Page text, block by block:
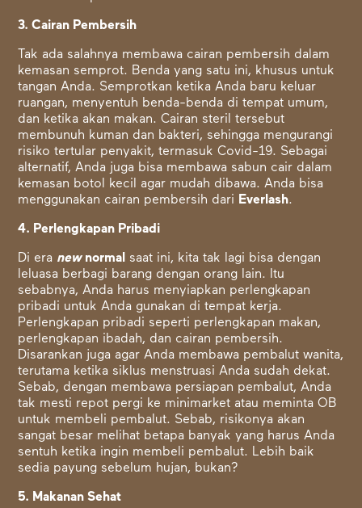
3. Cairan Pembersih
Tak ada salahnya membawa cairan pembersih dalam
kemasan semprot. Benda yang satu ini, khusus untuk
tangan Anda. Semprotkan ketika Anda baru keluar
ruangan, menyentuh benda-benda di tempat umum,
dan ketika akan makan. Cairan steril tersebut
membunuh kuman dan bakteri, sehingga mengurangi
risiko tertular penyakit, termasuk Covid-19. Sebagai
alternatif, Anda juga bisa membawa sabun cair dalam
kemasan botol kecil agar mudah dibawa. Anda bisa
menggunakan cairan pembersih dari Everlash.
4. Perlengkapan Pribadi
Di era newnormal
saat ini, kita tak lagi bisa dengan
leluasa berbagi barang dengan orang lain. Itu
sebabnya, Anda harus menyiapkan perlengkapan
pribadi untuk Anda gunakan di tempat kerja.
Perlengkapan pribadi seperti perlengkapan makan,
perlengkapan ibadah, dan cairan pembersih.
Disarankan juga agar Anda membawa pembalut wanita,
terutama ketika siklus menstruasi Anda sudah dekat.
Sebab, dengan membawa persiapan pembalut, Anda
tak mesti repot pergi ke minimarket atau meminta OB
untuk membeli pembalut. Sebab, risikonya akan
sangat besar melihat betapa banyak yang harus Anda
sentuh ketika ingin membeli pembalut. Lebih baik
sedia payung sebelum hujan, bukan?
5. Makanan Sehat